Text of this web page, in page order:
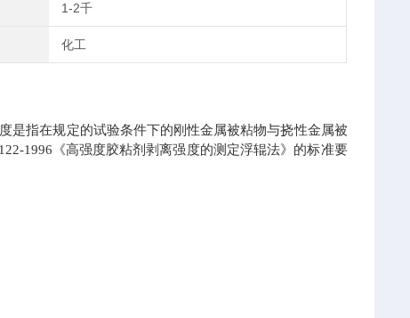
1-2千
化工
是指在规定的试验条件下的刚性金属被粘物与挠性金属被
1996 《高强度胶粘剂剥离强度的测定浮辊法》的标准要